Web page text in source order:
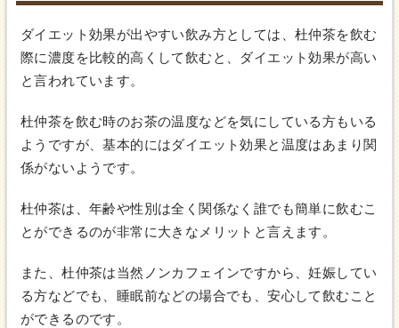
ダイエット効果が出やすい飲み方としては、杜仲茶を飲む
際に濃度を比較的高くして飲むと、ダイエット効果が高い
と言われています。
杜仲茶を飲む時のお茶の温度などを気にしている方もいる
ようですが、基本的にはダイエット効果と温度はあまり関
係がないようです。
杜仲茶は、年齢や性別は全く関係なく誰でも簡単に飲むこ
とができるのが非常に大きなメリットと言えます。
また、杜仲茶は当然ノンカフェインですから、妊娠してい
る方などでも、睡眠前などの場合でも、安心して飲むこと
ができるのです。